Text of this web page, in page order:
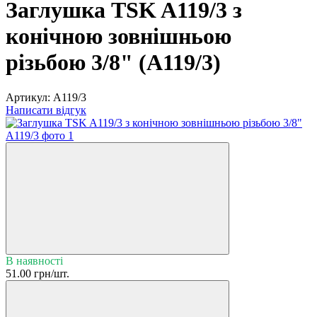
Заглушка TSK A119/3 з
конічною зовнішньою
різьбою 3/8" (A119/3)
Артикул: A119/3
Написати відгук
В наявності
51.00 грн/шт.